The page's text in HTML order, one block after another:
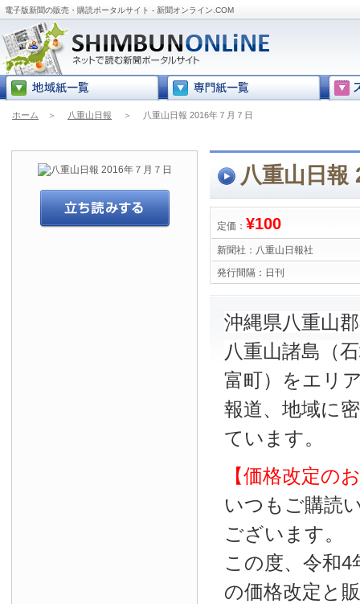
電子版新聞の販売・購読ポータルサイト - 新聞オンライン.COM
ホーム ＞ 八重山日報 ＞ 八重山日報 2016年７月７日
八重山日報
定価： ¥100
新聞社： 八重山日報社
発行間隔： 日刊
沖縄県八重山
八重山諸島（
富町）をエリ
報道、地域に
ています。
【価格改定の
いつもご購読
ございます。
この度、令和4
の価格改定と